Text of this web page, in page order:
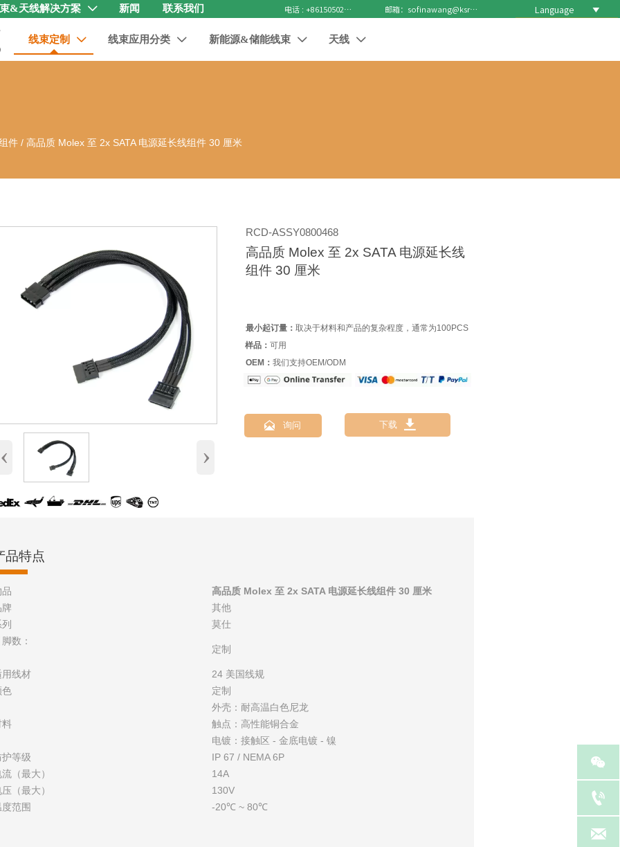
&天线解决方案  新闻 联系我们 电话 : +8615050271688 邮箱：sofinawang@ksrcd.com Language 
线束定制  线束应用分类  新能源&储能线束  天线 
件 /高品质 Molex 至 2x SATA 电源延长线组件 30 厘米
‹ ›
RCD-ASSY0800468
高品质 Molex 至 2x SATA 电源延长线
组件 30 厘米
最小起订量： 取决于材料和产品的复杂程度，通常为100PCS
样品：可用
OEM： 我们支持OEM/ODM
 询问 下载 
品特点
品
高品质 Molex 至 2x SATA 电源延长线组件 30 厘米
牌
其他
莫仕
数：
定制
用线材
24 美国线规
色
定制
料
外壳：耐高温白色尼龙
触点：高性能铜合金
电镀：接触区 - 金底电镀 - 镍
护等级
IP 67 / NEMA 6P
（最大）
14A
（最大）
130V
度范围
-20℃ ~ 80℃


